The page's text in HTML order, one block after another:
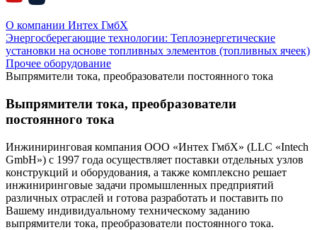
О компании Интех ГмбХ
Энергосберегающие технологии: Теплоэнергетические
установки на основе топливных элементов (топливных ячеек)
Прочее оборудование
Выпрямители тока, преобразователи постоянного тока
Выпрямители тока, преобразователи
постоянного тока
Инжиниринговая компания ООО «Интех ГмбХ» (LLC «Intech
GmbH») с 1997 года осуществляет поставки отдельных узлов
конструкций и оборудования, а также комплексно решает
инжиниринговые задачи промышленных предприятий
различных отраслей и готова разработать и поставить по
Вашему индивидуальному техническому заданию
выпрямители тока, преобразователи постоянного тока.